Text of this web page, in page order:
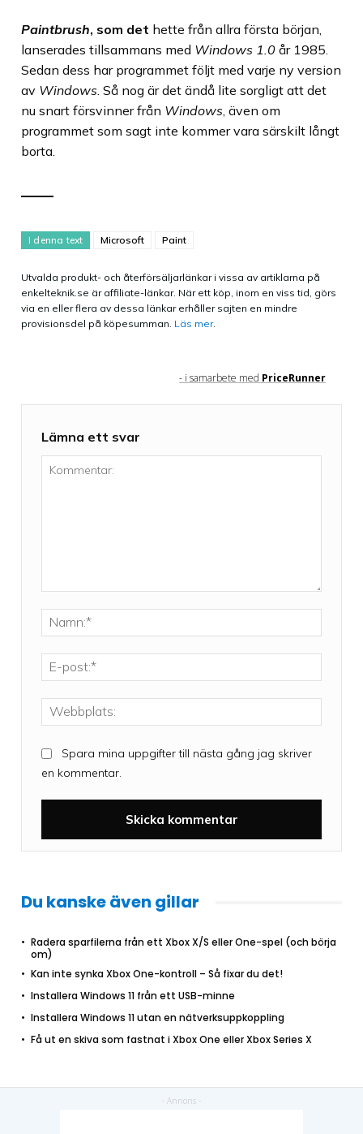
Paintbrush, som det hette från allra första början,
lanserades tillsammans med Windows 1.0 år 1985.
Sedan dess har programmet följt med varje ny version
av Windows . Så nog är det ändå lite sorgligt att det
nu snart försvinner från Windows , även om
programmet som sagt inte kommer vara särskilt långt
borta.
I denna text Microsoft Paint
Utvalda produkt- och återförsäljarlänkar i vissa av artiklarna på
enkelteknik.se är affiliate-länkar. När ett köp, inom en viss tid, görs
via en eller flera av dessa länkar erhåller sajten en mindre
provisionsdel på köpesumman. Läs mer.
- i samarbete med PriceRunner
Lämna ett svar
post:*
Spara mina uppgifter till nästa gång jag skriver
en kommentar.
Du kanske även gillar
Radera sparfilerna från ett Xbox X/S eller One-spel (och börja
om)
Kan inte synka Xbox One-kontroll – Så fixar du det!
Installera Windows 11 från ett USB-minne
Installera Windows 11 utan en nätverksuppkoppling
Få ut en skiva som fastnat i Xbox One eller Xbox Series X